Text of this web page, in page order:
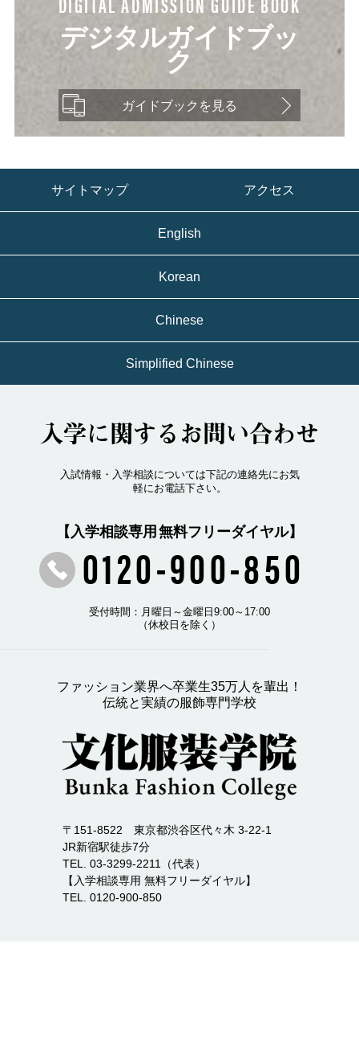
デジタルガイドブッ
ク
ガイドブックを見る
サイトマップ アクセス
English
Korean
Chinese
Simplified Chinese
入学に関するお問い合わせ
入試情報・入学相談については下記の連絡先にお気
軽にお電話下さい。
0120-900-850
【入学相談専用 無料フリーダイヤル】
受付時間：月曜日～金曜日9:00～17:00
（休校日を除く）
ファッション業界へ卒業生35万人を輩出！
伝統と実績の服飾専門学校
〒151-8522 東京都渋谷区代々木 3-22-1
JR新宿駅徒歩7分
TEL. 03-3299-2211（代表）
【入学相談専用 無料フリーダイヤル】
TEL. 0120-900-850